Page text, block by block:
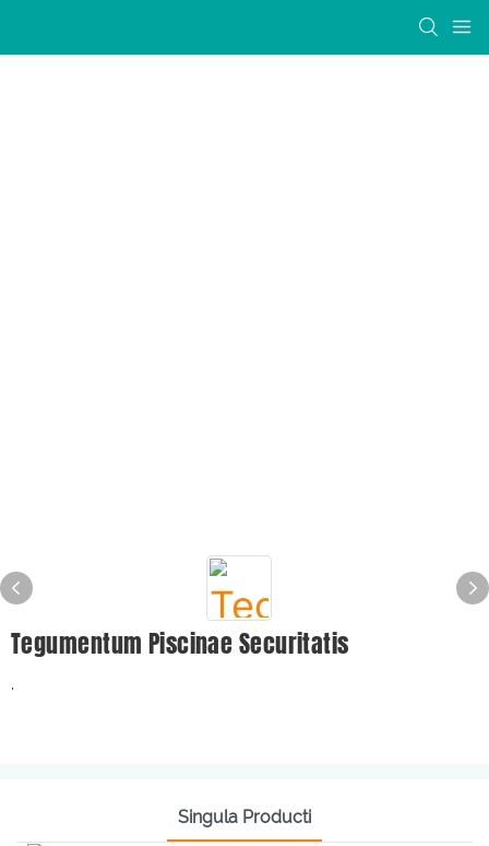
Tegumentum Piscinae Securitatis
·
Singula Producti